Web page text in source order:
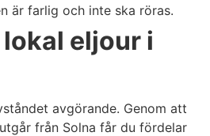
är farlig och inte ska röras.
eljour i
avgörande. Genom att
från Solna får du fördelar